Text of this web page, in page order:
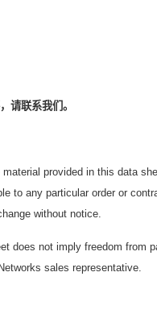
请联系我们。
provided in this data
to any particular order or
without notice.
does not imply freedom from
sales representative.